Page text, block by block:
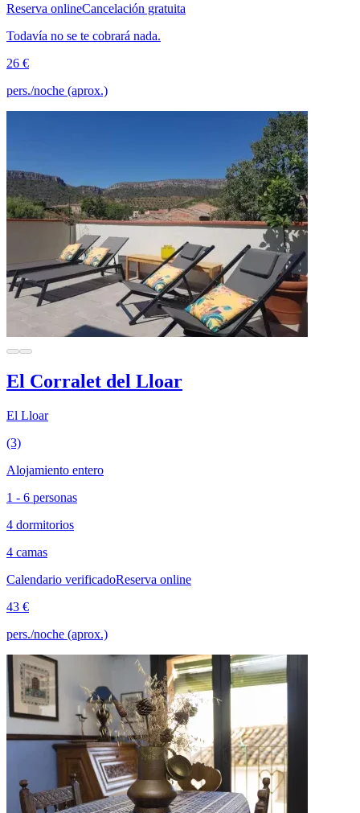
Reserva onlineCancelación gratuita
Todavía no se te cobrará nada.
26 €
pers./noche (aprox.)
El Corralet del Lloar
El Lloar
(3)
Alojamiento entero
1 - 6 personas
4 dormitorios
4 camas
Calendario verificadoReserva online
43 €
pers./noche (aprox.)